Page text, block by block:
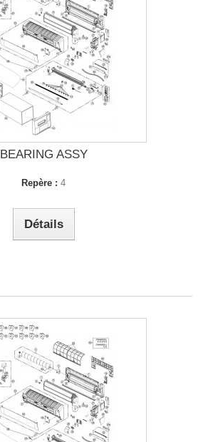
BEARING ASSY
Repère : 4
Détails